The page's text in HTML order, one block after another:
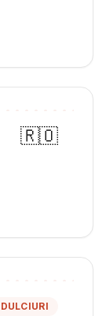
🇷🇴
DULCIURI